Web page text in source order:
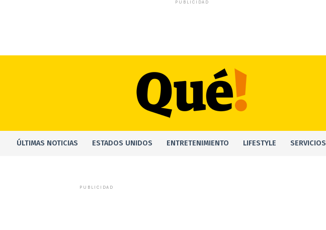
PUBLICIDAD
ÚLTIMAS NOTICIAS ESTADOS UNIDOS ENTRETENIMIENTO LIFESTYLE SERVICIOS
PUBLICIDAD